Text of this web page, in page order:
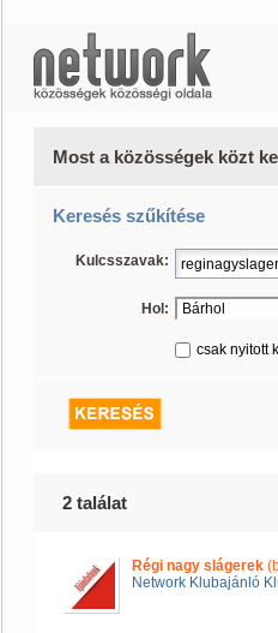
Most a közösségek közt
Keresés szűkítése
Kulcsszavak:
Hol:
csak nyitott
2 találat
Régi nagy slágerek
Network Klubajánló